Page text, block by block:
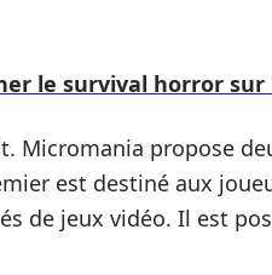
le survival horror sur
Micromania propose
est destiné aux
de jeux vidéo. Il est